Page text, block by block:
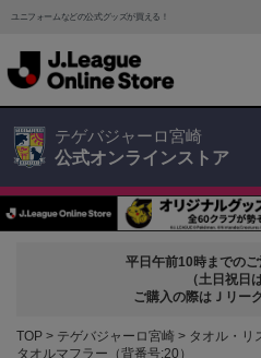
ユニフォームなどの公式グッズが買える！
テゲバジャーロ宮崎
公式オンラインストア
平日午前10時までのご
（土日祝日
ご購入の際はＪリー
TOP テゲバジャーロ宮崎
タオル・リ
タオルマフラー（背番号:20）